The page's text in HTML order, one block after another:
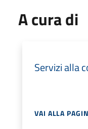
A cura di
Servizi alla
VAI ALLA